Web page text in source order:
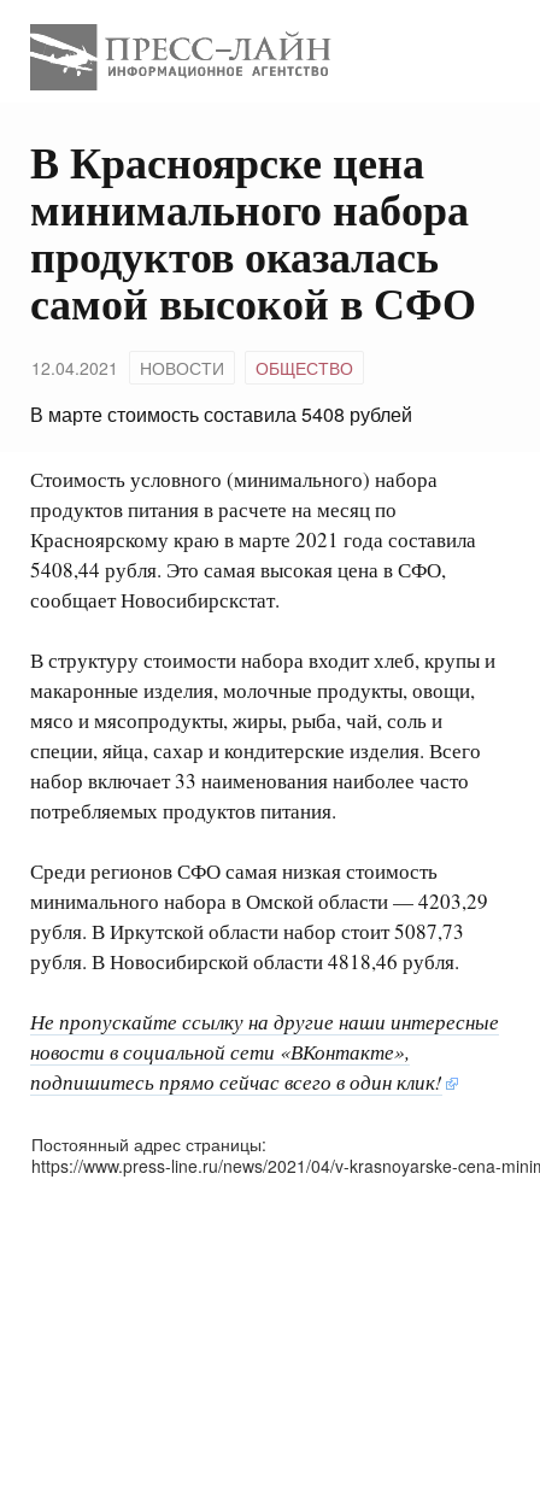
В Красноярске цена
минимального набора
продуктов оказалась
самой высокой в СФО
12.04.2021 НОВОСТИ ОБЩЕСТВО
В марте стоимость составила 5408 рублей
Стоимость условного (минимального) набора
продуктов питания в расчете на месяц по
Красноярскому краю в марте 2021 года составила
5408,44 рубля. Это самая высокая цена в СФО,
сообщает Новосибирскстат.
В структуру стоимости набора входит хлеб, крупы и
макаронные изделия, молочные продукты, овощи,
мясо и мясопродукты, жиры, рыба, чай, соль и
специи, яйца, сахар и кондитерские изделия. Всего
набор включает 33 наименования наиболее часто
потребляемых продуктов питания.
Среди регионов СФО самая низкая стоимость
минимального набора в Омской области — 4203,29
рубля. В Иркутской области набор стоит 5087,73
рубля. В Новосибирской области 4818,46 рубля.
Не пропускайте ссылку на другие наши интересные
новости в социальной сети «ВКонтакте»,
подпишитесь прямо сейчас всего в один клик!
Постоянный адрес страницы:
https://www.press-line.ru/news/2021/04/v-krasnoyarske-cena-